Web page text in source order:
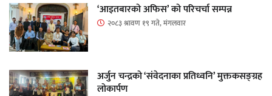
‘आइतबारको अफिस’ को परिचर्चा सम्पन्न
२०८३ श्रावण १९ गते, मंगलवार
अर्जुन चन्द्रको ‘संवेदनाका प्रतिध्वनि’ मुक्तकसङ्ग्रह
लोकार्पण